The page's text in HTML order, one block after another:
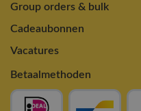
Group orders & bulk
Cadeaubonnen
Vacatures
Betaalmethoden